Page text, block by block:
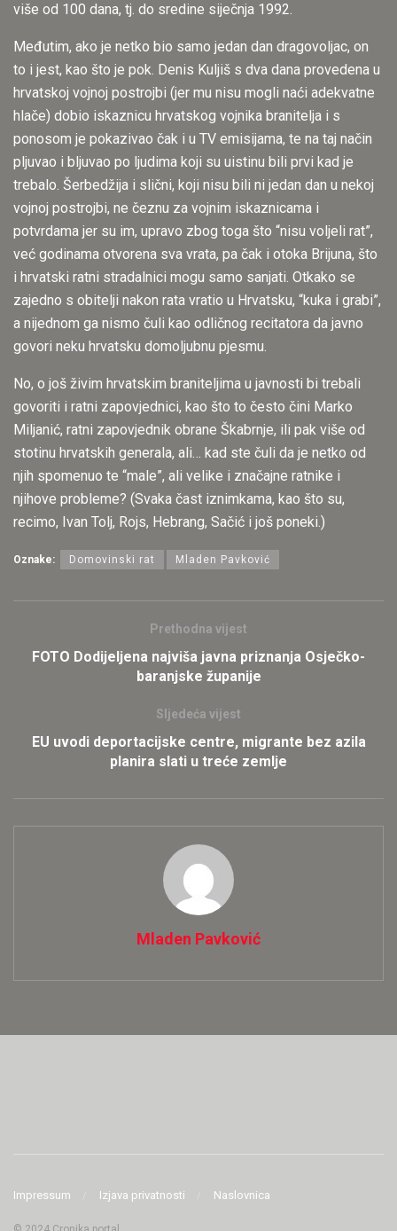
više od 100 dana, tj. do sredine siječnja 1992.
Međutim, ako je netko bio samo jedan dan dragovoljac, on
to i jest, kao što je pok. Denis Kuljiš s dva dana provedena u
hrvatskoj vojnoj postrojbi (jer mu nisu mogli naći adekvatne
hlače) dobio iskaznicu hrvatskog vojnika branitelja i s
ponosom je pokazivao čak i u TV emisijama, te na taj način
pljuvao i bljuvao po ljudima koji su uistinu bili prvi kad je
trebalo. Šerbedžija i slični, koji nisu bili ni jedan dan u nekoj
vojnoj postrojbi, ne čeznu za vojnim iskaznicama i
potvrdama jer su im, upravo zbog toga što “nisu voljeli rat”,
već godinama otvorena sva vrata, pa čak i otoka Brijuna, što
i hrvatski ratni stradalnici mogu samo sanjati. Otkako se
zajedno s obitelji nakon rata vratio u Hrvatsku, “kuka i grabi”,
a nijednom ga nismo čuli kao odličnog recitatora da javno
govori neku hrvatsku domoljubnu pjesmu.
No, o još živim hrvatskim braniteljima u javnosti bi trebali
govoriti i ratni zapovjednici, kao što to često čini Marko
Miljanić, ratni zapovjednik obrane Škabrnje, ili pak više od
stotinu hrvatskih generala, ali… kad ste čuli da je netko od
njih spomenuo te “male”, ali velike i značajne ratnike i
njihove probleme? (Svaka čast iznimkama, kao što su,
recimo, Ivan Tolj, Rojs, Hebrang, Sačić i još poneki.)
Oznake: Domovinski rat Mladen Pavković
Prethodna vijest
FOTO Dodijeljena najviša javna priznanja Osječko-
baranjske županije
Sljedeća vijest
EU uvodi deportacijske centre, migrante bez azila
planira slati u treće zemlje
Mladen Pavković
Impressum Izjava privatnosti Naslovnica